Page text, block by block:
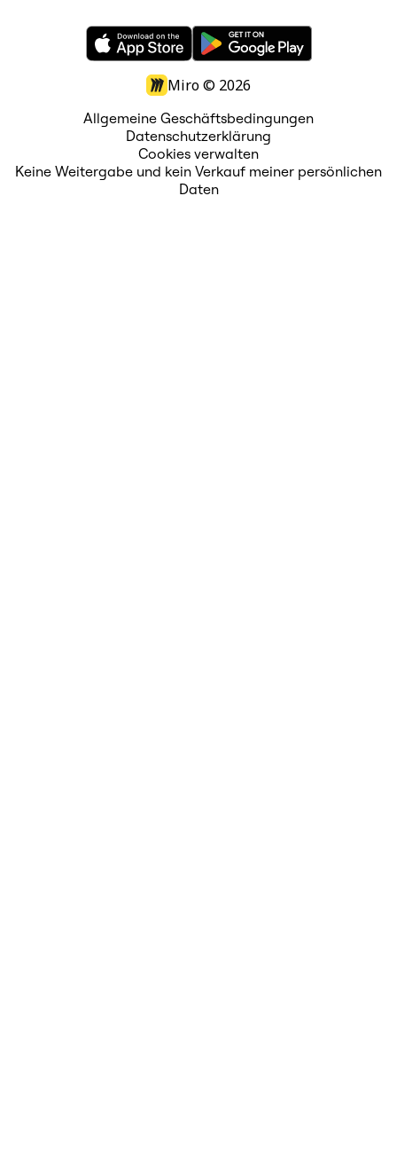
Miro © 2026
Allgemeine Geschäftsbedingungen
Datenschutzerklärung
Cookies verwalten
Keine Weitergabe und kein Verkauf meiner persönlichen
Daten